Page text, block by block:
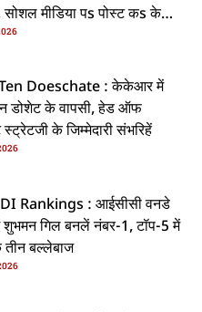
सोशल मीडिया पs पोस्ट कs के
Doeschate : केकेआर में
डोशेट के वापसी, हेड ऑफ
के जिम्मेदारी संभरिहें
Rankings : आईसीसी वनडे
शुभमन गिल बनलें नंबर-1, टॉप-5 में
तीन बल्लेबाज